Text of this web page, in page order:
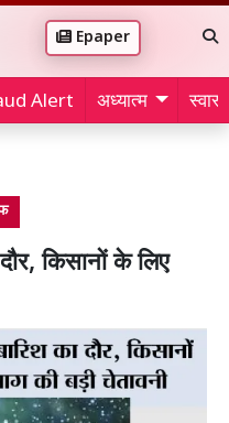
Epaper
Alert अध्यात्म
किसानों के लिए